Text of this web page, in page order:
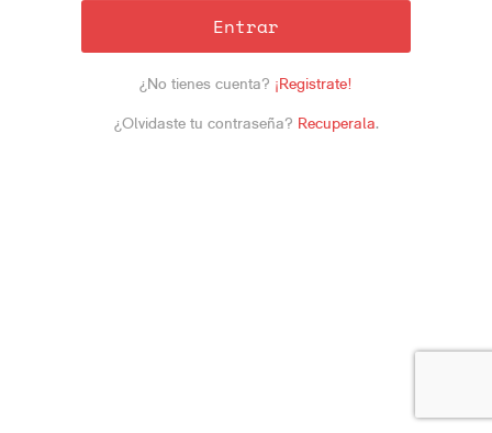
Entrar
¿No tienes cuenta? ¡Registrate!
¿Olvidaste tu contraseña? Recuperala.